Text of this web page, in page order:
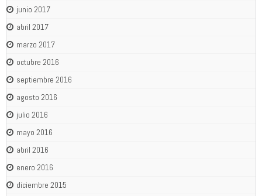
junio 2017
abril 2017
marzo 2017
octubre 2016
septiembre 2016
agosto 2016
julio 2016
mayo 2016
abril 2016
enero 2016
diciembre 2015